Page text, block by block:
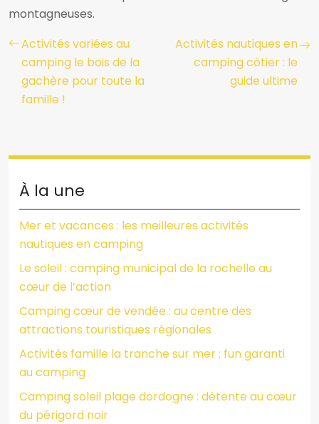
montagneuses.
Activités variées au
camping le bois de la
gachère pour toute la
famille !
Activités nautiques en
camping côtier : le
guide ultime
À la une
Mer et vacances : les meilleures activités
nautiques en camping
Le soleil : camping municipal de la rochelle au
cœur de l’action
Camping cœur de vendée : au centre des
attractions touristiques régionales
Activités famille la tranche sur mer : fun garanti
au camping
Camping soleil plage dordogne : détente au cœur
du périgord noir